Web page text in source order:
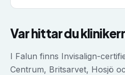
Var hittar du
I Falun finns Invisalign-
Centrum, Britsarvet, Hosjö